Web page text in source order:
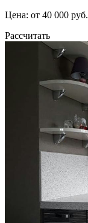
Цена: от 40 000 руб.
Рассчитать